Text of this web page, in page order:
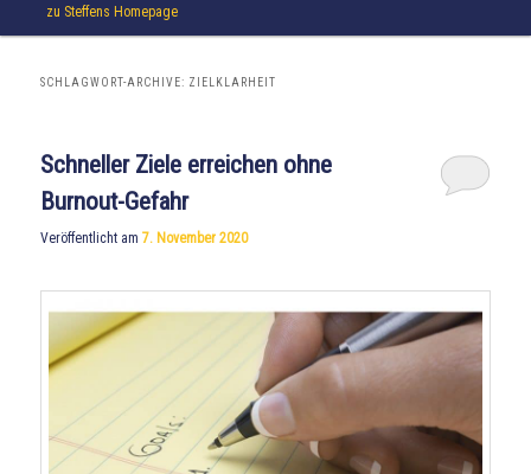
zu Steffens Homepage
SCHLAGWORT-ARCHIVE: ZIELKLARHEIT
Schneller Ziele erreichen ohne
Burnout-Gefahr
Veröffentlicht am7. November 2020